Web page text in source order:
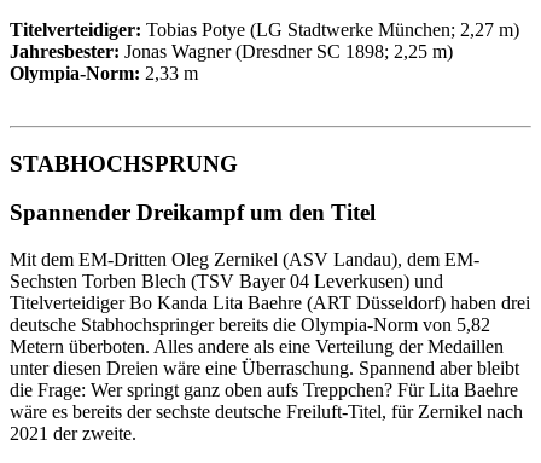
Titelverteidiger: Tobias Potye (LG Stadtwerke München; 2,27 m)
Jahresbester: Jonas Wagner (Dresdner SC 1898; 2,25 m)
Olympia-Norm: 2,33 m
STABHOCHSPRUNG
Spannender Dreikampf um den Titel
Mit dem EM-Dritten Oleg Zernikel (ASV Landau), dem EM-
Sechsten Torben Blech (TSV Bayer 04 Leverkusen) und
Titelverteidiger Bo Kanda Lita Baehre (ART Düsseldorf) haben drei
deutsche Stabhochspringer bereits die Olympia-Norm von 5,82
Metern überboten. Alles andere als eine Verteilung der Medaillen
unter diesen Dreien wäre eine Überraschung. Spannend aber bleibt
die Frage: Wer springt ganz oben aufs Treppchen? Für Lita Baehre
wäre es bereits der sechste deutsche Freiluft-Titel, für Zernikel nach
2021 der zweite.